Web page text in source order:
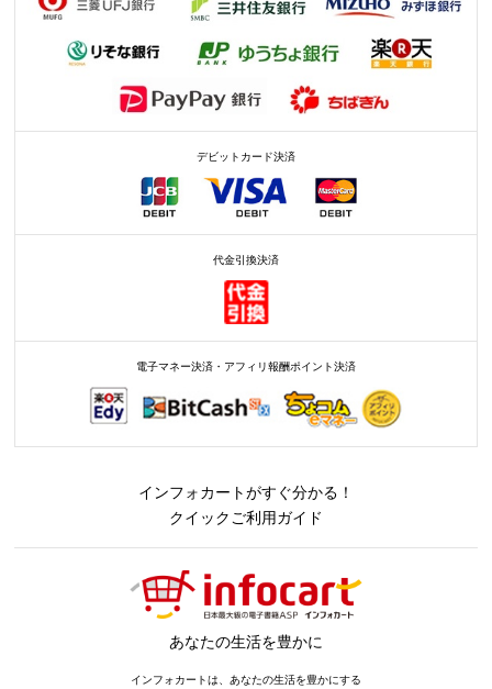
デビットカード決済
代金引換決済
電子マネー決済・アフィリ報酬ポイント決済
インフォカートがすぐ分かる！
クイックご利用ガイド
あなたの生活を豊かに
インフォカートは、あなたの生活を豊かにする